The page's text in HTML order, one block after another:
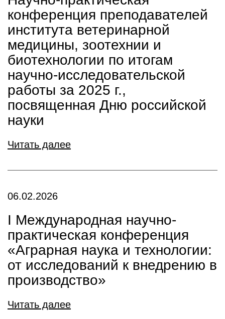
конференция преподавателей
института ветеринарной
медицины, зоотехнии и
биотехнологии по итогам
научно-исследовательской
работы за 2025 г.,
посвященная Дню российской
науки
Читать далее
06.02.2026
I Международная научно-
практическая конференция
«Аграрная наука и технологии:
от исследований к внедрению в
производство»
Читать далее